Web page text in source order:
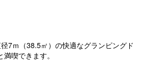
7ｍ（38.5㎡）の快適なグランピングド
喫できます。